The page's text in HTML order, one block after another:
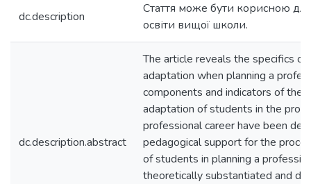
dc.description
Стаття може бути корисною
освіти вищої школи.
dc.description.abstract
The article reveals the specifics
adaptation when planning a
components and indicators of the
adaptation of students in the
professional career have been
pedagogical support for the
of students in planning a
theoretically substantiated and